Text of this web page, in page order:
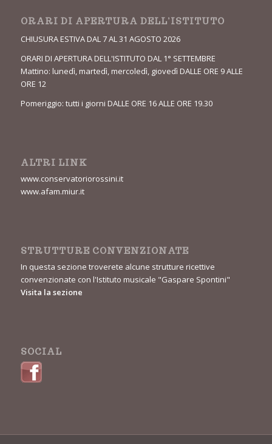
ORARI DI APERTURA DELL’ISTITUTO
CHIUSURA ESTIVA DAL 7 AL 31 AGOSTO 2026
ORARI DI APERTURA DELL'ISTITUTO DAL 1° SETTEMBRE
Mattino: lunedì, martedì, mercoledì, giovedì DALLE ORE 9 ALLE
ORE 12
Pomeriggio: tutti i giorni DALLE ORE 16 ALLE ORE 19.30
ALTRI LINK
www.conservatoriorossini.it
www.afam.miur.it
STRUTTURE CONVENZIONATE
In questa sezione troverete alcune strutture ricettive
convenzionate con l'Istituto musicale "Gaspare Spontini"
Visita la sezione
SOCIAL